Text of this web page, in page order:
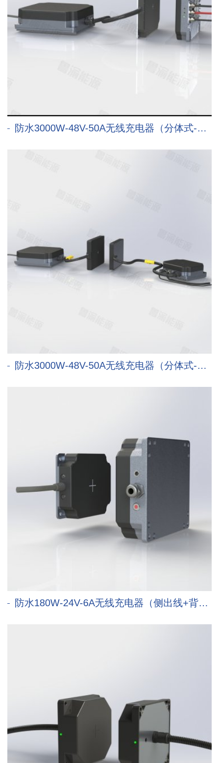
防水3000W-48V-50A无线充电器（分体式-Type B)
防水3000W-48V-50A无线充电器（分体式-Type E)
防水180W-24V-6A无线充电器（侧出线+背出线）